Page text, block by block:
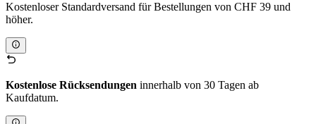
Kostenloser Standardversand für Bestellungen von CHF 39 und
höher.
Kostenlose Rücksendungen innerhalb von 30 Tagen ab
Kaufdatum.